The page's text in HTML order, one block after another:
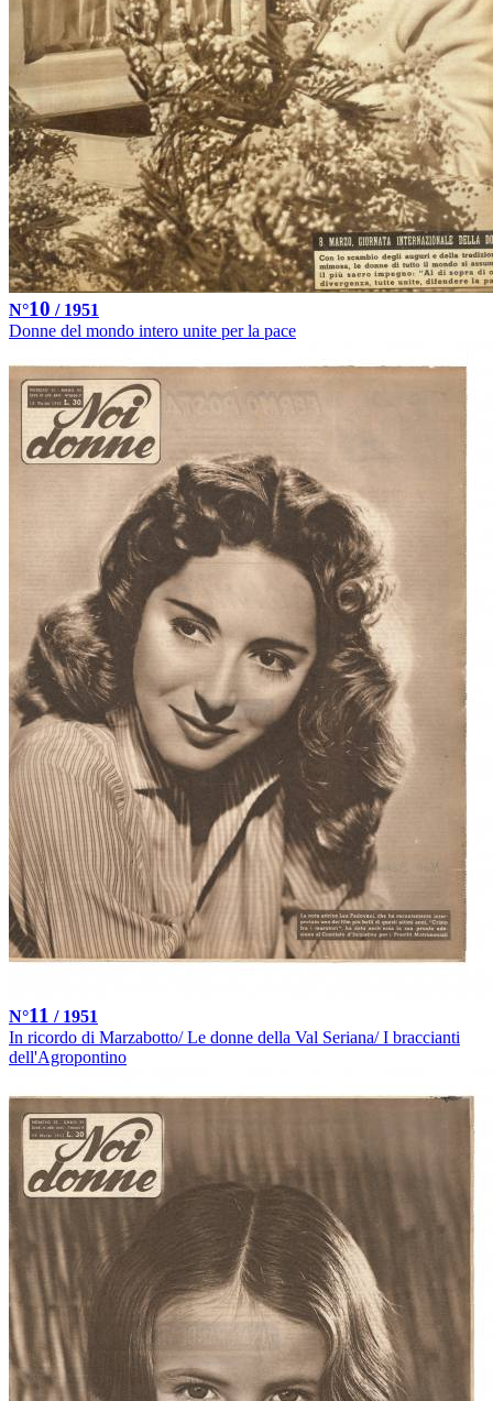
N°10 / 1951
Donne del mondo intero unite per la pace
N°11 / 1951
In ricordo di Marzabotto/ Le donne della Val Seriana/ I braccianti
dell'Agropontino